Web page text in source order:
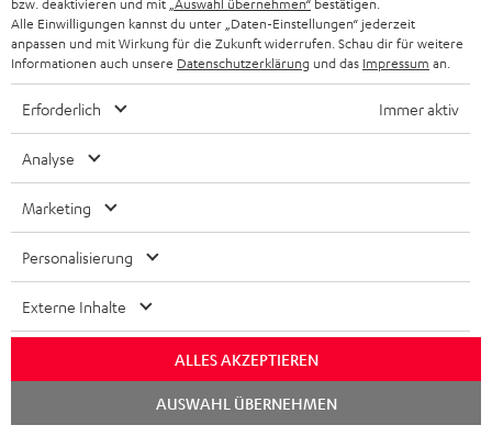
Bis zu 12 Jahre Garantie
Kostenloser Rückversand
Teufel Blog
Alle Einwilligungen kannst du unter „Daten-Einstellungen“ jederzeit
anpassen und mit Wirkung für die Zukunft widerrufen. Schau dir für weitere
Informationen auch unsere Datenschutzerklärung und das Impressum an.
Erforderlich Immer aktiv
Analyse
Marketing
Personalisierung
Externe Inhalte
ALLES AKZEPTIEREN
AUSWAHL ÜBERNEHMEN